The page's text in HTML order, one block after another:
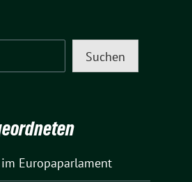
Suchen
im Europaparlament